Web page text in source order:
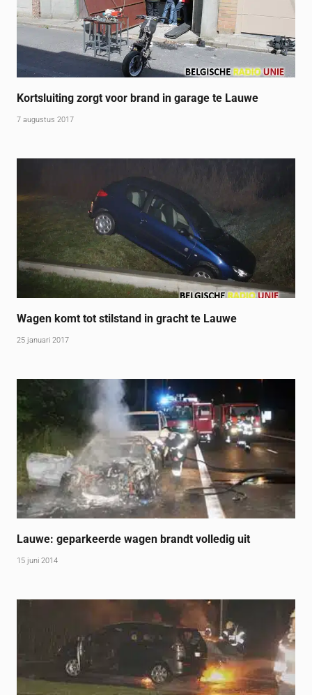
Kortsluiting zorgt voor brand in garage te Lauwe
7 augustus 2017
Wagen komt tot stilstand in gracht te Lauwe
25 januari 2017
Lauwe: geparkeerde wagen brandt volledig uit
15 juni 2014